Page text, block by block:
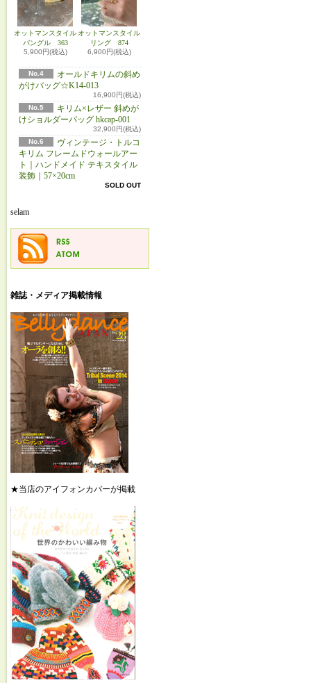
オットマンスタイル
バングル 363
5,900円(税込)
オットマンスタイル
リング 874
6,900円(税込)
No.4
オールドキリムの斜め
がけバッグ☆K14-013
16,900円(税込)
No.5
キリム×レザー 斜めが
けショルダーバッグ hkcap-001
32,900円(税込)
No.6
ヴィンテージ・トルコ
キリム フレームドウォールアー
ト｜ハンドメイド テキスタイル
装飾｜57×20cm
SOLD OUT
selam
雑誌・メディア掲載情報
★当店のアイフォンカバーが掲載